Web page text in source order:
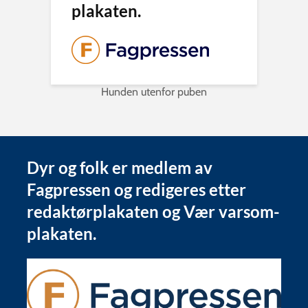
plakaten.
Hunden utenfor puben
Dyr og folk er medlem av
Fagpressen og redigeres etter
redaktørplakaten og Vær varsom-
plakaten.